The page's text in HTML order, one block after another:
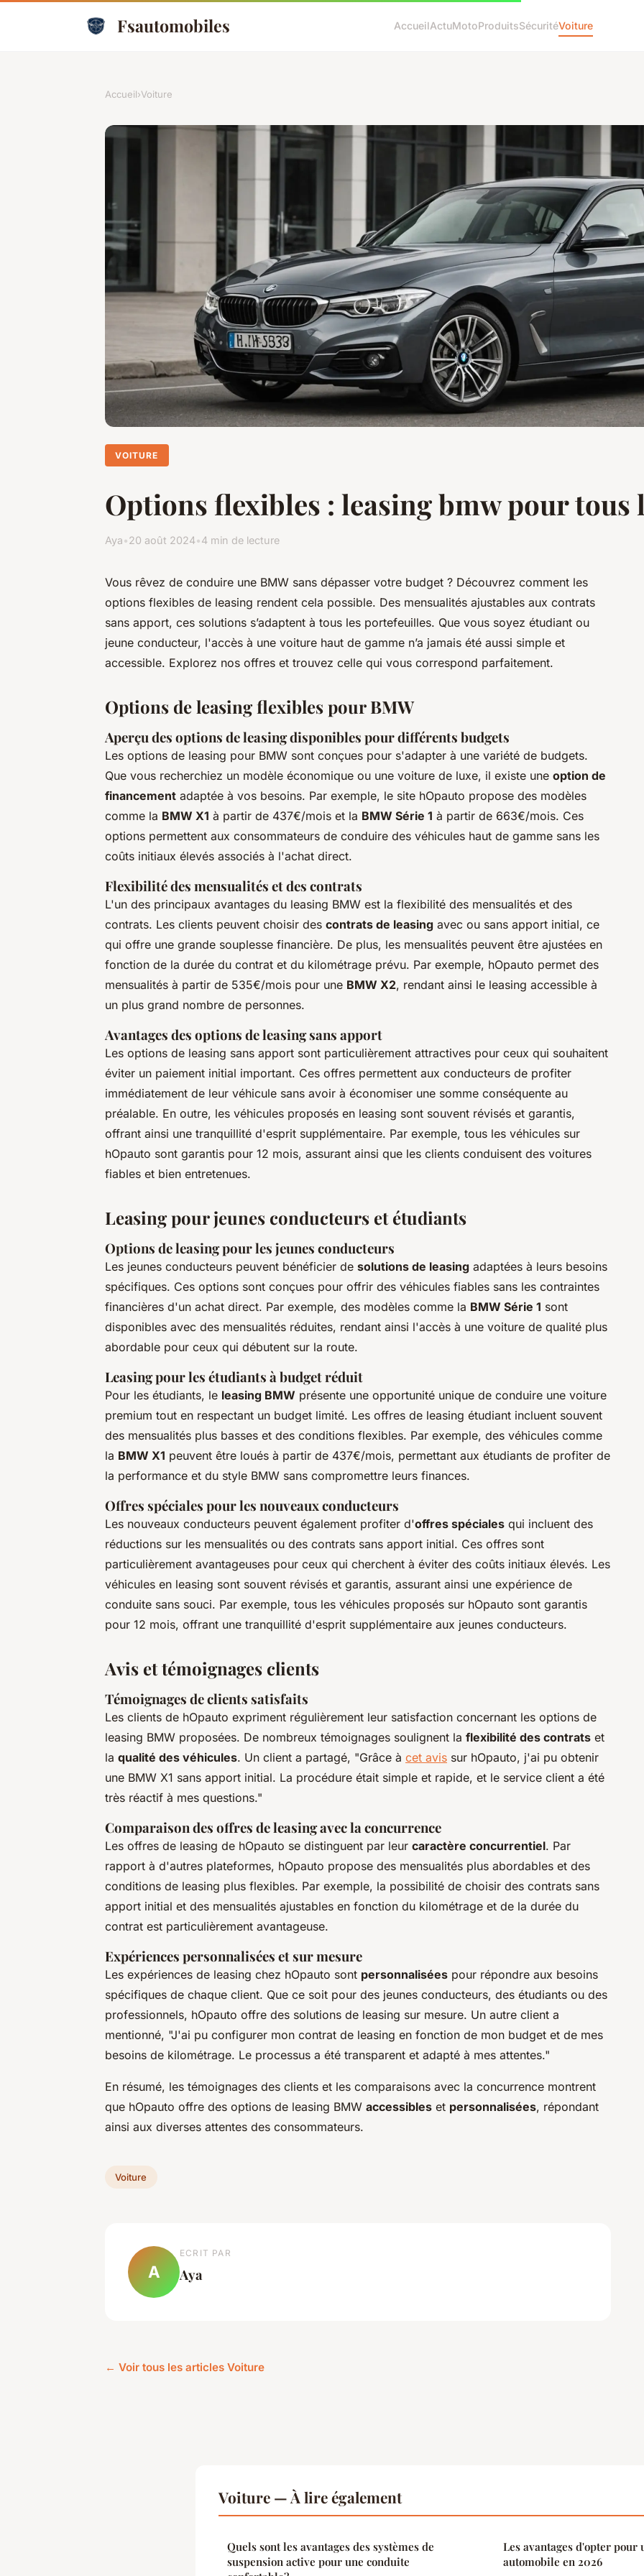
Fsautomobiles AccueilActuMotoProduitsSécuritéVoiture
Accueil›Voiture
VOITURE
Options flexibles : leasing bmw pour tous
Aya•20 août 2024•4 min de lecture
Vous rêvez de conduire une BMW sans dépasser votre budget ? Découvrez comment les
options flexibles de leasing rendent cela possible. Des mensualités ajustables aux contrats
sans apport, ces solutions s’adaptent à tous les portefeuilles. Que vous soyez étudiant ou
jeune conducteur, l'accès à une voiture haut de gamme n’a jamais été aussi simple et
accessible. Explorez nos offres et trouvez celle qui vous correspond parfaitement.
Options de leasing flexibles pour BMW
Aperçu des options de leasing disponibles pour différents budgets
Les options de leasing pour BMW sont conçues pour s'adapter à une variété de budgets.
Que vous recherchiez un modèle économique ou une voiture de luxe, il existe une option de
financement adaptée à vos besoins. Par exemple, le site hOpauto propose des modèles
comme la BMW X1 à partir de 437€/mois et la BMW Série 1 à partir de 663€/mois. Ces
options permettent aux consommateurs de conduire des véhicules haut de gamme sans les
coûts initiaux élevés associés à l'achat direct.
Flexibilité des mensualités et des contrats
L'un des principaux avantages du leasing BMW est la flexibilité des mensualités et des
contrats. Les clients peuvent choisir des contrats de leasing avec ou sans apport initial, ce
qui offre une grande souplesse financière. De plus, les mensualités peuvent être ajustées en
fonction de la durée du contrat et du kilométrage prévu. Par exemple, hOpauto permet des
mensualités à partir de 535€/mois pour une BMW X2, rendant ainsi le leasing accessible à
un plus grand nombre de personnes.
Avantages des options de leasing sans apport
Les options de leasing sans apport sont particulièrement attractives pour ceux qui souhaitent
éviter un paiement initial important. Ces offres permettent aux conducteurs de profiter
immédiatement de leur véhicule sans avoir à économiser une somme conséquente au
préalable. En outre, les véhicules proposés en leasing sont souvent révisés et garantis,
offrant ainsi une tranquillité d'esprit supplémentaire. Par exemple, tous les véhicules sur
hOpauto sont garantis pour 12 mois, assurant ainsi que les clients conduisent des voitures
fiables et bien entretenues.
Leasing pour jeunes conducteurs et étudiants
Options de leasing pour les jeunes conducteurs
Les jeunes conducteurs peuvent bénéficier de solutions de leasing adaptées à leurs besoins
spécifiques. Ces options sont conçues pour offrir des véhicules fiables sans les contraintes
financières d'un achat direct. Par exemple, des modèles comme la BMW Série 1 sont
disponibles avec des mensualités réduites, rendant ainsi l'accès à une voiture de qualité plus
abordable pour ceux qui débutent sur la route.
Leasing pour les étudiants à budget réduit
Pour les étudiants, le leasing BMW présente une opportunité unique de conduire une voiture
premium tout en respectant un budget limité. Les offres de leasing étudiant incluent souvent
des mensualités plus basses et des conditions flexibles. Par exemple, des véhicules comme
la BMW X1 peuvent être loués à partir de 437€/mois, permettant aux étudiants de profiter de
la performance et du style BMW sans compromettre leurs finances.
Offres spéciales pour les nouveaux conducteurs
Les nouveaux conducteurs peuvent également profiter d'offres spéciales qui incluent des
réductions sur les mensualités ou des contrats sans apport initial. Ces offres sont
particulièrement avantageuses pour ceux qui cherchent à éviter des coûts initiaux élevés. Les
véhicules en leasing sont souvent révisés et garantis, assurant ainsi une expérience de
conduite sans souci. Par exemple, tous les véhicules proposés sur hOpauto sont garantis
pour 12 mois, offrant une tranquillité d'esprit supplémentaire aux jeunes conducteurs.
Avis et témoignages clients
Témoignages de clients satisfaits
Les clients de hOpauto expriment régulièrement leur satisfaction concernant les options de
leasing BMW proposées. De nombreux témoignages soulignent la flexibilité des contrats et
la qualité des véhicules. Un client a partagé, "Grâce à cet avis sur hOpauto, j'ai pu obtenir
une BMW X1 sans apport initial. La procédure était simple et rapide, et le service client a été
très réactif à mes questions."
Comparaison des offres de leasing avec la concurrence
Les offres de leasing de hOpauto se distinguent par leur caractère concurrentiel. Par
rapport à d'autres plateformes, hOpauto propose des mensualités plus abordables et des
conditions de leasing plus flexibles. Par exemple, la possibilité de choisir des contrats sans
apport initial et des mensualités ajustables en fonction du kilométrage et de la durée du
contrat est particulièrement avantageuse.
Expériences personnalisées et sur mesure
Les expériences de leasing chez hOpauto sont personnalisées pour répondre aux besoins
spécifiques de chaque client. Que ce soit pour des jeunes conducteurs, des étudiants ou des
professionnels, hOpauto offre des solutions de leasing sur mesure. Un autre client a
mentionné, "J'ai pu configurer mon contrat de leasing en fonction de mon budget et de mes
besoins de kilométrage. Le processus a été transparent et adapté à mes attentes."
En résumé, les témoignages des clients et les comparaisons avec la concurrence montrent
que hOpauto offre des options de leasing BMW accessibles et personnalisées, répondant
ainsi aux diverses attentes des consommateurs.
Voiture
A
ECRIT PAR
Aya
← Voir tous les articles Voiture
Voiture — À lire également
Quels sont les avantages des systèmes de
suspension active pour une conduite
Les avantages d'opter pour
automobile en 2026